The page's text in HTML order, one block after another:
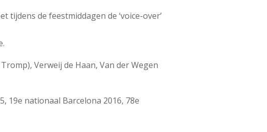
de feestmiddagen de ‘voice-over’
Verweij de Haan, Van der Wegen
19e nationaal Barcelona 2016, 78e